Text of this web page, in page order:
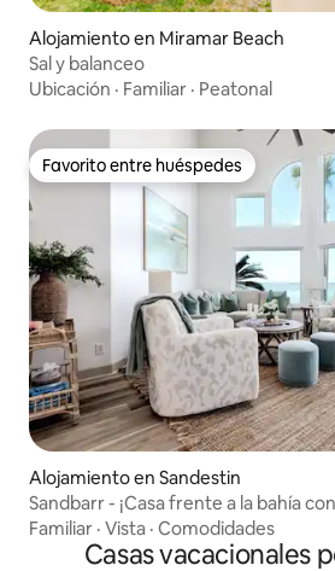
Alojamiento en Miramar Beach
Sal y balanceo
Ubicación · Familiar · Peatonal
Favorito entre huéspedes
Favorito entre huéspedes
Alojamiento en Sandestin
Sandbarr - ¡Casa frente a la bahía
Familiar · Vista · Comodidades
Casas vacacionales